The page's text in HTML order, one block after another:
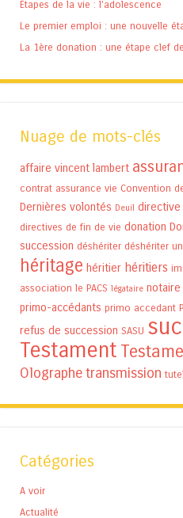
Étapes de la vie : l’adolescence
Le premier emploi : une nouvelle
La 1ère donation : une étape clef
Nuage de mots-clés
affaire vincent lambert
contrat assurance vie Convention
Dernières volontés Deuil directive
directives de fin de vie donation
succession déshériter déshériter
héritage héritier héritiers
association le PACS légataire notaire
primo-accédants primo accedant
refus de succession SASU
Testament
Olographetransmission
Catégories
A voir
Actualité